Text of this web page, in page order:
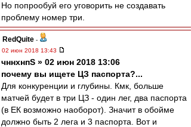
Но попрообуй его уговорить не создавать
проблему номер три.
RedQuite -
02 июн 2018 13:43
чннхнпS » 02 июн 2018 13:06
почему вы ищете ЦЗ паспорта?...
Для конкуренции и глубины. Кмк, больше
матчей будет в три ЦЗ - один лег, два паспорта
(в ЕК возможно наоборот). Значит в обойме
должно быть 2 лега и 3 паспорта. Вот и